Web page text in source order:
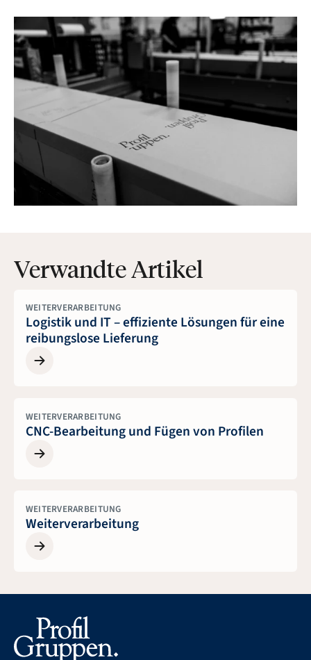
Verwandte Artikel
WEITERVERARBEITUNG
Logistik und IT – effiziente Lösungen für eine
reibungslose Lieferung
WEITERVERARBEITUNG
CNC-Bearbeitung und Fügen von Profilen
WEITERVERARBEITUNG
Weiterverarbeitung